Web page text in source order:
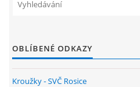
ARCHIV
OBLÍBENÉ ODKAZY
Kroužky - SVČ Rosice